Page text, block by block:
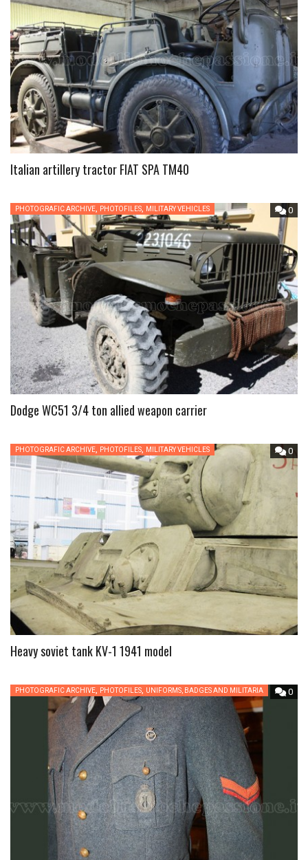
Italian artillery tractor FIAT SPA TM40
0
PHOTOGRAFIC ARCHIVE PHOTOFILES MILITARY VEHICLES
Dodge WC51 3/4 ton allied weapon carrier
0
PHOTOGRAFIC ARCHIVE PHOTOFILES MILITARY VEHICLES
Heavy soviet tank KV-1 1941 model
0
PHOTOGRAFIC ARCHIVE PHOTOFILES UNIFORMS, BADGES AND MILITARIA